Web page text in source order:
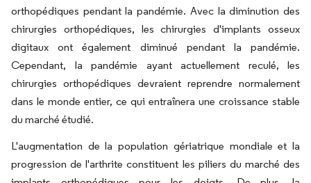
orthopédiques pendant la pandémie. Avec la diminution des
chirurgies orthopédiques, les chirurgies d'implants osseux
digitaux ont également diminué pendant la pandémie.
Cependant, la pandémie ayant actuellement reculé, les
chirurgies orthopédiques devraient reprendre normalement
dans le monde entier, ce qui entraînera une croissance stable
du marché étudié.
L'augmentation de la population gériatrique mondiale et la
progression de l'arthrite constituent les piliers du marché des